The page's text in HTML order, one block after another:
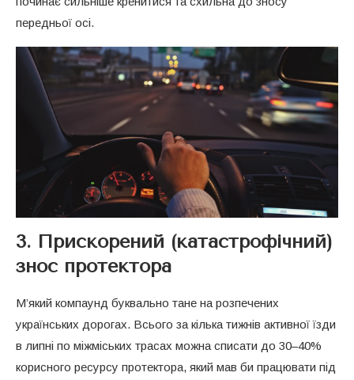
передньої осі.
3. Прискорений (катастрофічний)
знос протектора
М’який компаунд буквально тане на розпечених
українських дорогах. Всього за кілька тижнів активної їзди
в липні по міжміських трасах можна списати до 30–40%
корисного ресурсу протектора, який мав би працювати під